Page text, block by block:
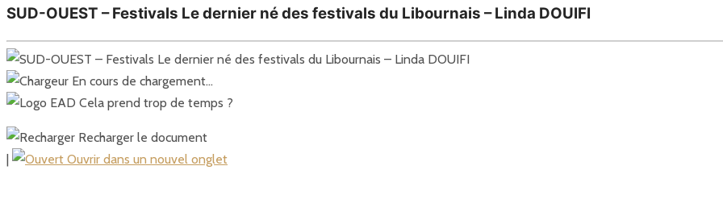
SUD-OUEST – Festivals Le dernier né des festivals du Libournais – Linda DOUIFI
En cours de chargement…
Cela prend trop de temps ?
Recharger le document
Ouvrir dans un nouvel onglet